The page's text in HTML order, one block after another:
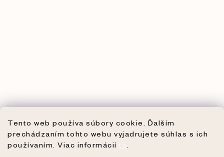
Tento web používa súbory cookie. Ďalším
prechádzaním tohto webu vyjadrujete súhlas s ich
používaním. Viac informácií